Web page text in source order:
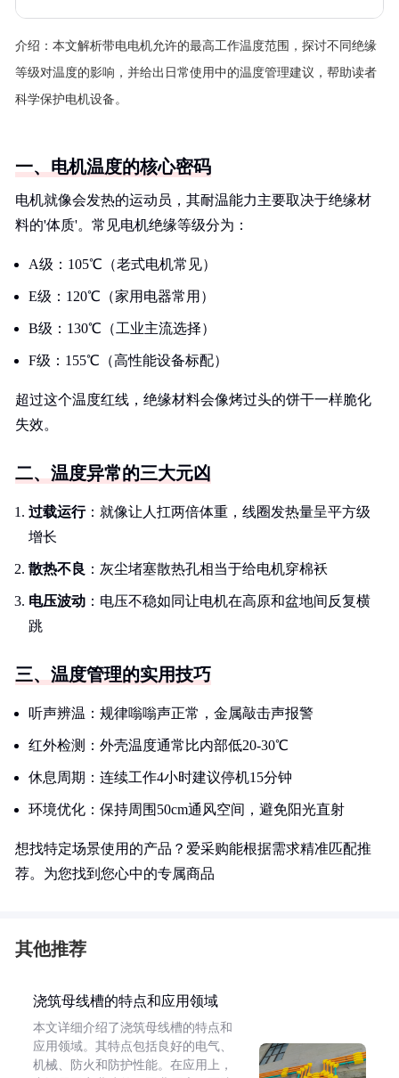
介绍： 本文解析带电电机允许的最高工作温度范围，探讨不同绝缘
等级对温度的影响，并给出日常使用中的温度管理建议，帮助读者
科学保护电机设备。
一、电机温度的核心密码
电机就像会发热的运动员，其耐温能力主要取决于绝缘材
料的'体质'。常见电机绝缘等级分为：
A级：105℃（老式电机常见）
E级：120℃（家用电器常用）
B级：130℃（工业主流选择）
F级：155℃（高性能设备标配）
超过这个温度红线，绝缘材料会像烤过头的饼干一样脆化
失效。
二、温度异常的三大元凶
过载运行：就像让人扛两倍体重，线圈发热量呈平方级
增长
散热不良 ：灰尘堵塞散热孔相当于给电机穿棉袄
电压波动 ：电压不稳如同让电机在高原和盆地间反复横
跳
三、温度管理的实用技巧
听声辨温：规律嗡嗡声正常，金属敲击声报警
红外检测：外壳温度通常比内部低20-30℃
休息周期：连续工作4小时建议停机15分钟
环境优化：保持周围50cm通风空间，避免阳光直射
想找特定场景使用的产品？爱采购能根据需求精准匹配推
荐。为您找到您心中的专属商品
其他推荐
浇筑母线槽的特点和应用领域
本文详细介绍了浇筑母线槽的特点和
应用领域。其特点包括良好的电气、
机械、防火和防护性能。在应用上，